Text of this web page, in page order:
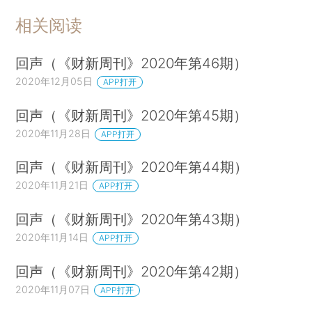
相关阅读
回声（《财新周刊》2020年第46期）
2020年12月05日 APP打开
回声（《财新周刊》2020年第45期）
2020年11月28日 APP打开
回声（《财新周刊》2020年第44期）
2020年11月21日 APP打开
回声（《财新周刊》2020年第43期）
2020年11月14日 APP打开
回声（《财新周刊》2020年第42期）
2020年11月07日 APP打开